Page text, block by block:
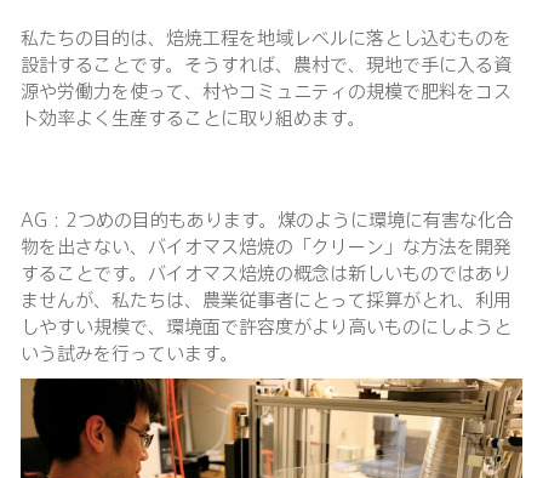
私たちの目的は、焙焼工程を地域レベルに落とし込むものを
設計することです。そうすれば、農村で、現地で手に入る資
源や労働力を使って、村やコミュニティの規模で肥料をコス
ト効率よく生産することに取り組めます。
AG：2つめの目的もあります。煤のように環境に有害な化合
物を出さない、バイオマス焙焼の「クリーン」な方法を開発
することです。バイオマス焙焼の概念は新しいものではあり
ませんが、私たちは、農業従事者にとって採算がとれ、利用
しやすい規模で、環境面で許容度がより高いものにしようと
いう試みを行っています。